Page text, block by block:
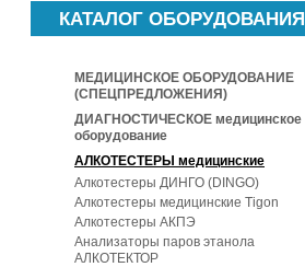
КАТАЛОГ ОБОРУДОВАНИЯ
МЕДИЦИНСКОЕ ОБОРУДОВАНИЕ
(СПЕЦПРЕДЛОЖЕНИЯ)
ДИАГНОСТИЧЕСКОЕ медицинское
оборудование
АЛКОТЕСТЕРЫ медицинские
Алкотестеры ДИНГО (DINGO)
Алкотестеры медицинские Tigon
Алкотестеры АКПЭ
Анализаторы паров этанола
АЛКОТЕКТОР